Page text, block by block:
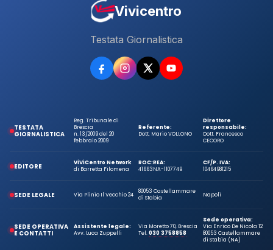
Vivicentro
Testata Giornalistica
TESTATA
GIORNALISTICA
Reg. Tribunale di
Brescia
n. 13/2009 del 20
febbraio 2009
Referente:
Dott. Mario VOLLONO
Direttore
responsabile:
Dott. Francesco
CECORO
EDITORE
ViViCentro Network
di Barretta Filomena
ROC:
41663
REA:
NA-1107749
CF/P. IVA:
10464981215
SEDE LEGALE Via Plinio Il Vecchio 24
80053 Castellammare
di Stabia
Napoli
SEDE OPERATIVA
E CONTATTI
Assistente legale:
Avv. Luca Zuppelli
Via Moretto 70, Brescia
Tel.030 3758858
Sede operativa:
Via Enrico De Nicola 12
80053 Castellammare
di Stabia (NA)